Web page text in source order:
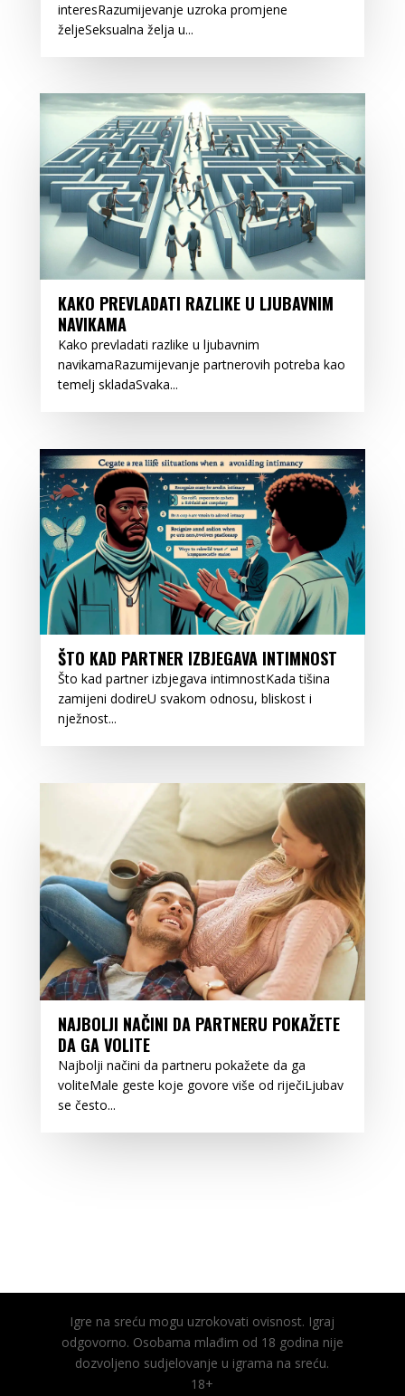
interesRazumijevanje uzroka promjene
željeSeksualna želja u...
KAKO PREVLADATI RAZLIKE U LJUBAVNIM
NAVIKAMA
Kako prevladati razlike u ljubavnim
navikamaRazumijevanje partnerovih potreba kao
temelj skladaSvaka...
ŠTO KAD PARTNER IZBJEGAVA INTIMNOST
Što kad partner izbjegava intimnostKada tišina
zamijeni dodireU svakom odnosu, bliskost i
nježnost...
NAJBOLJI NAČINI DA PARTNERU POKAŽETE
DA GA VOLITE
Najbolji načini da partneru pokažete da ga
voliteMale geste koje govore više od riječiLjubav
se često...
Igre na sreću mogu uzrokovati ovisnost. Igraj
odgovorno. Osobama mlađim od 18 godina nije
dozvoljeno sudjelovanje u igrama na sreću.
18+